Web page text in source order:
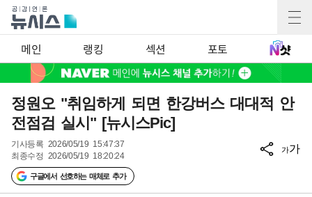
메인 랭킹 섹션 포토
정원오 "취임하게 되면 한강버스 대대적 안
전점검 실시" [뉴시스Pic]
기사등록 2026/05/19 15:47:37
최종수정 2026/05/19 18:20:24
구글에서 선호하는 매체로 추가
가가